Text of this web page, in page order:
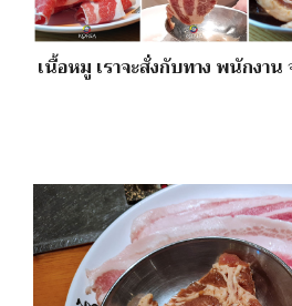
เนื้อหมู เราจะสั่งกับทาง พนักงา